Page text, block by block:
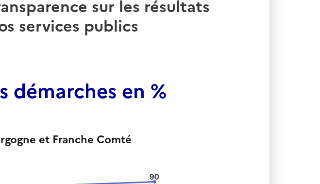
sur les résultats
services publics
démarches en %
et Franche Comté